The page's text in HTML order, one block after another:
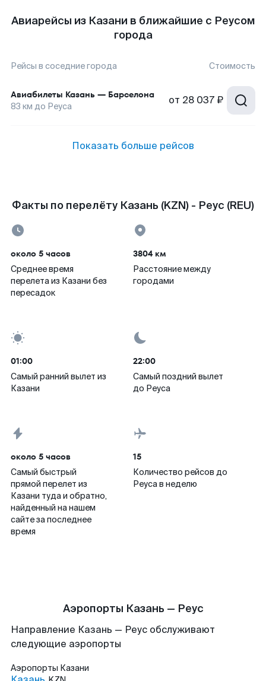
Авиарейсы из Казани в ближайшие с Реусом
города
Рейсы в соседние города Стоимость
Авиабилеты Казань — Барселона
83 км до Реуса от 28 037 ₽
Показать больше рейсов
Факты по перелёту Казань (KZN) - Реус (REU)
около 5 часов
Среднее время
перелета из Казани без
пересадок
3804 км
Расстояние между
городами
01:00
Самый ранний вылет из
Казани
22:00
Самый поздний вылет
до Реуса
около 5 часов
Самый быстрый
прямой перелет из
Казани туда и обратно,
найденный на нашем
сайте за последнее
время
15
Количество рейсов до
Реуса в неделю
Аэропорты Казань — Реус
Направление Казань — Реус обслуживают
следующие аэропорты
Аэропорты Казани